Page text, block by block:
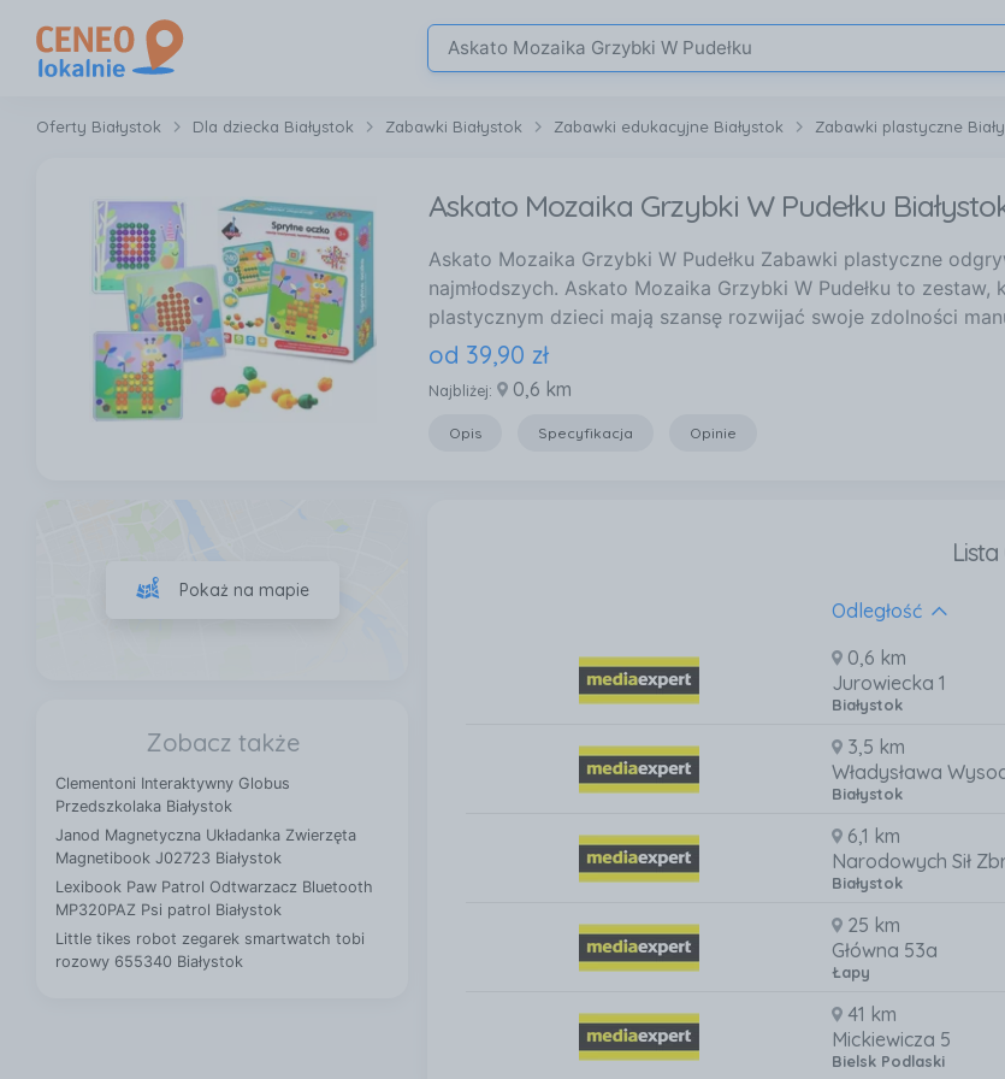
Oferty Białystok Dla dziecka Białystok Zabawki Białystok Zabawki edukacyjne Białystok Zabawki plastyczne
Askato Mozaika Grzybki W Pudełku
Askato Mozaika Grzybki W Pudełku Zabawki plastyczne
najmłodszych. Askato Mozaika Grzybki W Pudełku to
plastycznym dzieci mają szansę rozwijać swoje zdolności
od 39,90 zł
Najbliżej: 0,6 km
Opis Specyfikacja Opinie
Odległość
0,6 km
Jurowiecka 1
Białystok
3,5 km
Władysława
Białystok
6,1 km
Narodowych Sił
Białystok
25 km
Główna 53a
Łapy
41 km
Mickiewicza 5
Bielsk Podlaski
Pokaż na mapie
Zobacz także
Clementoni Interaktywny Globus
Przedszkolaka Białystok
Janod Magnetyczna Układanka Zwierzęta
Magnetibook J02723 Białystok
Lexibook Paw Patrol Odtwarzacz Bluetooth
MP320PAZ Psi patrol Białystok
Little tikes robot zegarek smartwatch tobi
rozowy 655340 Białystok